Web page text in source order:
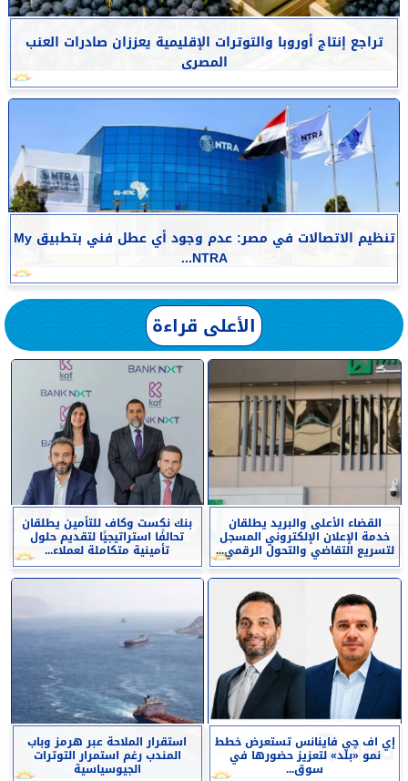
تراجع إنتاج أوروبا والتوترات الإقليمية يعززان صادرات العنب
المصرى
تنظيم الاتصالات في مصر: عدم وجود أي عطل فني بتطبيق My
NTRA...
الأعلى قراءة
القضاء الأعلى والبريد يطلقان
خدمة الإعلان الإلكتروني المسجل
لتسريع التقاضي والتحول الرقمي...
بنك نكست وكاف للتأمين يطلقان
تحالفًا استراتيجيًا لتقديم حلول
تأمينية متكاملة لعملاء...
إي اف چي فاينانس تستعرض خطط
نمو «بلد» لتعزيز حضورها في
سوق...
استقرار الملاحة عبر هرمز وباب
المندب رغم استمرار التوترات
الجيوسياسية